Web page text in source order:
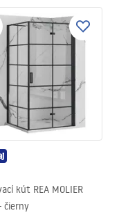
kút REA MOLIER
čierny